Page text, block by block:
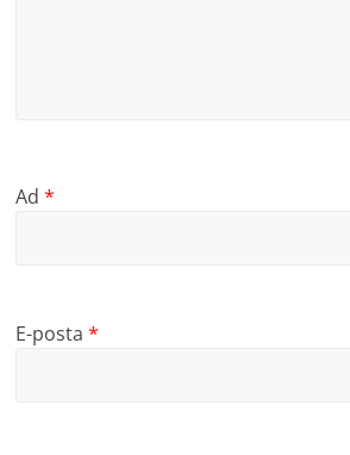
Ad*
E-posta*